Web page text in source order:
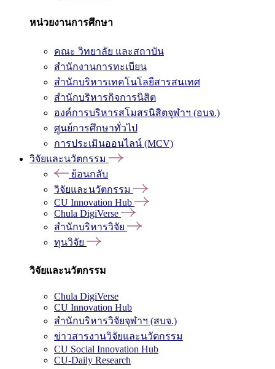
หน่วยงานการศึกษา
คณะ วิทยาลัย และสถาบัน
สำนักงานการทะเบียน
สำนักบริหารเทคโนโลยีสารสนเทศ
สำนักบริหารกิจการนิสิต
องค์การบริหารสโมสรนิสิตจุฬาฯ (อบจ.)
ศูนย์การศึกษาทั่วไป
การประเมินออนไลน์ (MCV)
วิจัยและนวัตกรรม
ย้อนกลับ
วิจัยและนวัตกรรม
CU Innovation Hub
Chula DigiVerse
สำนักบริหารวิจัย
ทุนวิจัย
วิจัยและนวัตกรรม
Chula DigiVerse
CU Innovation Hub
สำนักบริหารวิจัยจุฬาฯ (สบจ.)
ข่าวสารงานวิจัยและนวัตกรรม
CU Social Innovation Hub
CU-Daily Research